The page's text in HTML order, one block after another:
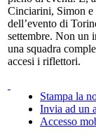
Cinciarini, Simon e
dell’evento di
settembre. Non un
una squadra
accesi i riflettori.
Stampa la
Invia ad un
Accesso